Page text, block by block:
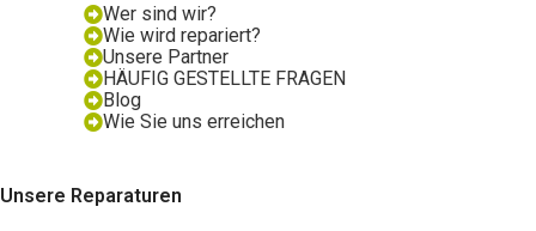
Wer sind wir?
Wie wird repariert?
Unsere Partner
HÄUFIG GESTELLTE FRAGEN
Blog
Wie Sie uns erreichen
Unsere Reparaturen